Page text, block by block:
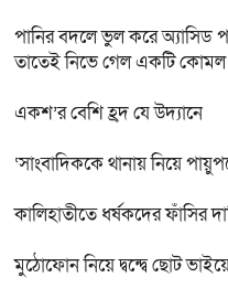
পানির বদলে ভুল করে
তাতেই নিভে গেল একটি কোমল
একশ’র বেশি হ্রদ যে উদ্যানে
‘সাংবাদিককে থানায় নিয়ে
কালিহাতীতে ধর্ষকদের ফাঁসির
মুঠোফোন নিয়ে দ্বন্দ্বে ছোট